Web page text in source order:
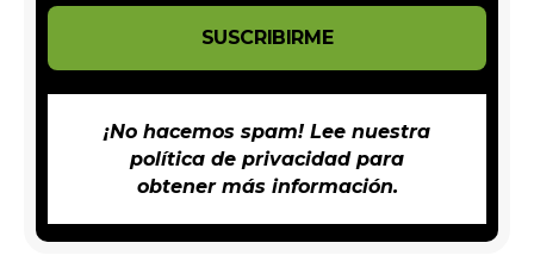
¡No hacemos spam! Lee nuestra
política de privacidadpara
obtener más información.